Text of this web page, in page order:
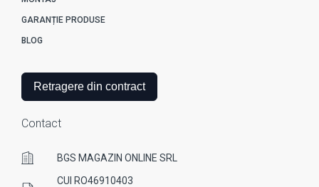
GARANȚIE PRODUSE
BLOG
Retragere din contract
Contact
BGS MAGAZIN ONLINE SRL
CUI RO46910403